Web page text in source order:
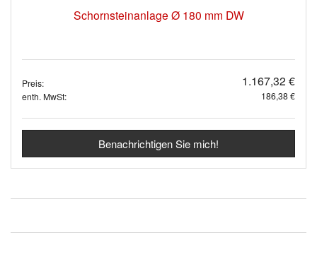
Schornsteinanlage Ø 180 mm DW
Preis: 1.167,32 €
enth. MwSt: 186,38 €
Benachrichtigen Sie mich!